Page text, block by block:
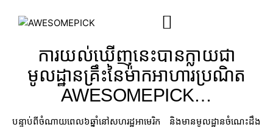
ការយល់ឃើញនេះបានក្លាយជា
មូលដ្ឋានគ្រឹះនៃម៉ាកអាហារប្រណិត
AWESOMEPICK…
បន្ទាប់ពីចំណាយពេល៦ឆ្នាំនៅសហរដ្ឋអាមេរិក និងមានមូលដ្ឋានចំណេះដឹង